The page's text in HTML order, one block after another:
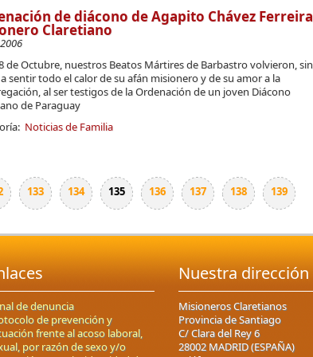
de diácono de Agapito Chávez Ferreira
Claretiano
de Octubre, nuestros Beatos Mártires de Barbastro volvieron, sin
sentir todo el calor de su afán misionero y de su amor a la
al ser testigos de la Ordenación de un joven Diácono
de Paraguay
Noticias de Familia
133 134 135 136 137 138 139
de denuncia
de prevención y
frente al acoso laboral,
por razón de sexo y/o
Nuestra dirección
Misioneros Claretianos
Provincia de Santiago
C/ Clara del Rey 6
28002 MADRID (ESPAÑA)